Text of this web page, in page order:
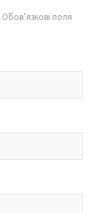
Обов’язкові поля